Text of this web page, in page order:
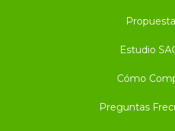
Estudio
Cómo
Preguntas